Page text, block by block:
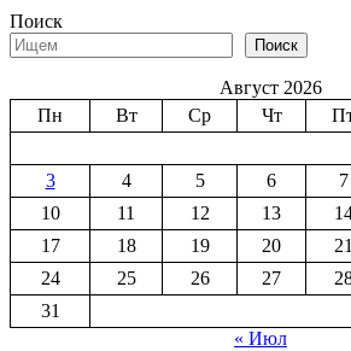
Поиск
Поиск
Август 2026
Пн
Вт Ср Чт
3
4 5 6 7
10
11 12 13
17
18 19 20 21
24
25 26 27
31
« Июл